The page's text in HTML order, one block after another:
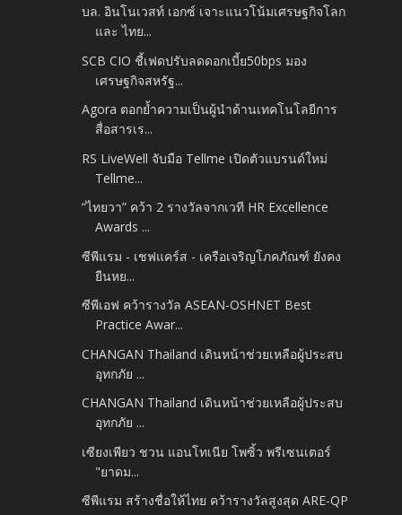
บล. อินโนเวสท์ เอกซ์ เจาะแนวโน้มเศรษฐกิจโลก
และ ไทย...
SCB CIO ชี้เฟดปรับลดดอกเบี้ย50bps มอง
เศรษฐกิจสหรัฐ...
Agora ตอกย้ำความเป็นผู้นำด้านเทคโนโลยีการ
สื่อสารเร...
RS LiveWell จับมือ Tellme เปิดตัวแบรนด์ใหม่
Tellme...
“ไทยวา” คว้า 2 รางวัลจากเวที HR Excellence
Awards ...
ซีพีแรม - เชฟแคร์ส - เครือเจริญโภคภัณฑ์ ยังคง
ยืนหย...
ซีพีเอฟ คว้ารางวัล ASEAN-OSHNET Best
Practice Awar...
CHANGAN Thailand เดินหน้าช่วยเหลือผู้ประสบ
อุทกภัย ...
CHANGAN Thailand เดินหน้าช่วยเหลือผู้ประสบ
อุทกภัย ...
เซียงเพียว ชวน แอนโทเนีย โพซิ้ว พรีเซนเตอร์
"ยาดม...
ซีพีแรม สร้างชื่อให้ไทย คว้ารางวัลสูงสุด ARE-QP